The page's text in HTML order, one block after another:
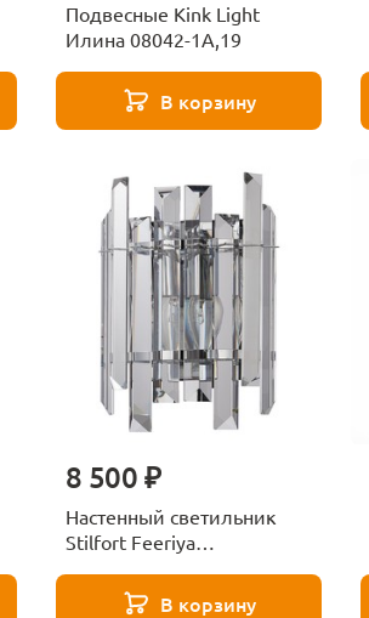
Подвесные Kink Light
Илина 08042-1A,19
В корзину
8 500 ₽
Настенный светильник
Stilfort Feeriya
В корзину